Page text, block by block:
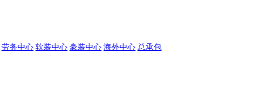
劳务中心 软装中心 豪装中心 海外中心 总承包